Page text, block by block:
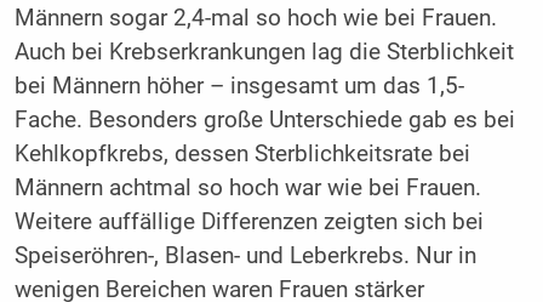
Männern sogar 2,4-mal so hoch wie bei Frauen.
Auch bei Krebserkrankungen lag die Sterblichkeit
bei Männern höher – insgesamt um das 1,5-
Fache. Besonders große Unterschiede gab es bei
Kehlkopfkrebs, dessen Sterblichkeitsrate bei
Männern achtmal so hoch war wie bei Frauen.
Weitere auffällige Differenzen zeigten sich bei
Speiseröhren-, Blasen- und Leberkrebs. Nur in
wenigen Bereichen waren Frauen stärker